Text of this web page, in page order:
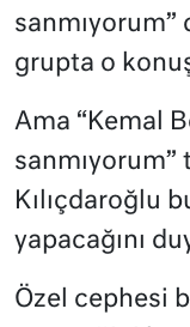
grupta o
Ama “Kemal
sanmıyorum”
Kılıçdaroğlu
yapacağını
Özel cephesi